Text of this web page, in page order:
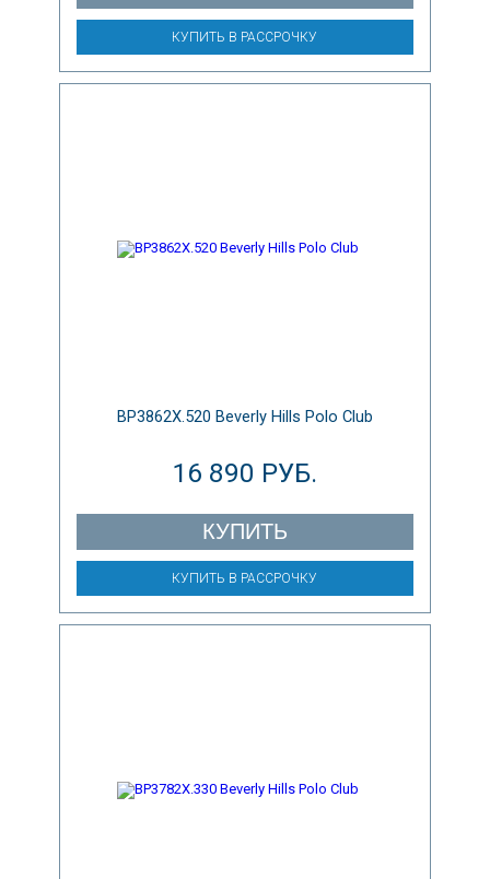
КУПИТЬ В РАССРОЧКУ
BP3862X.520 Beverly Hills Polo Club
16 890 РУБ.
КУПИТЬ
КУПИТЬ В РАССРОЧКУ